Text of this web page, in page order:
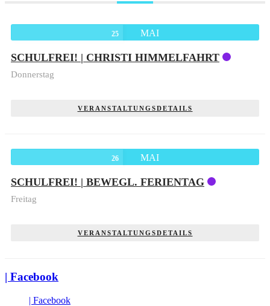
25 MAI
SCHULFREI! | CHRISTI HIMMELFAHRT
Donnerstag
VERANSTALTUNGSDETAILS
26 MAI
SCHULFREI! | BEWEGL. FERIENTAG
Freitag
VERANSTALTUNGSDETAILS
| Facebook
| Facebook